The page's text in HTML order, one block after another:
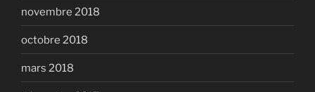
novembre 2018
octobre 2018
mars 2018